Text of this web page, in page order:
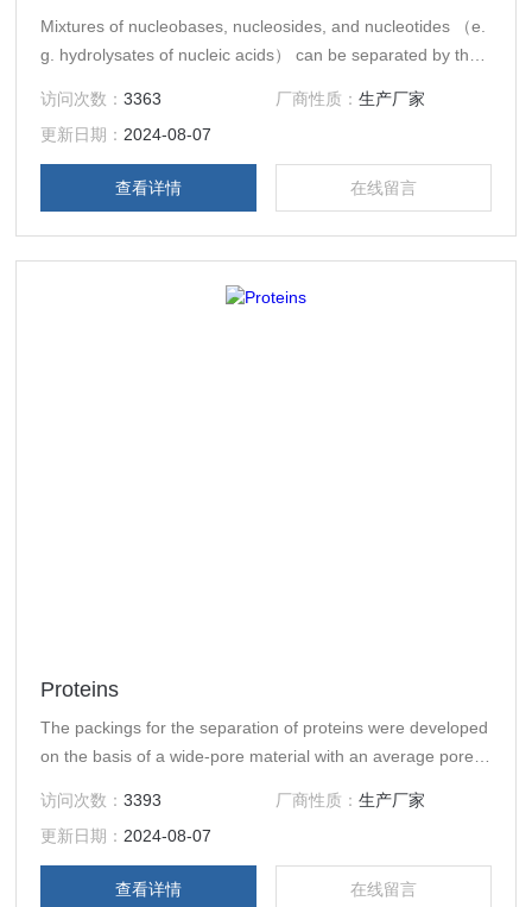
Mixtures of nucleobases, nucleosides, and nucleotides （e.
g. hydrolysates of nucleic acids） can be separated by the
as by
访问次数：3363 厂商性质： 生产厂家
更新日期： 2024-08-07
查看详情 在线留言
Proteins
The packings for the separation of proteins were developed
on the basis of a wide-pore material with an average pore
and separations of protei
访问次数：3393 厂商性质： 生产厂家
更新日期： 2024-08-07
查看详情 在线留言